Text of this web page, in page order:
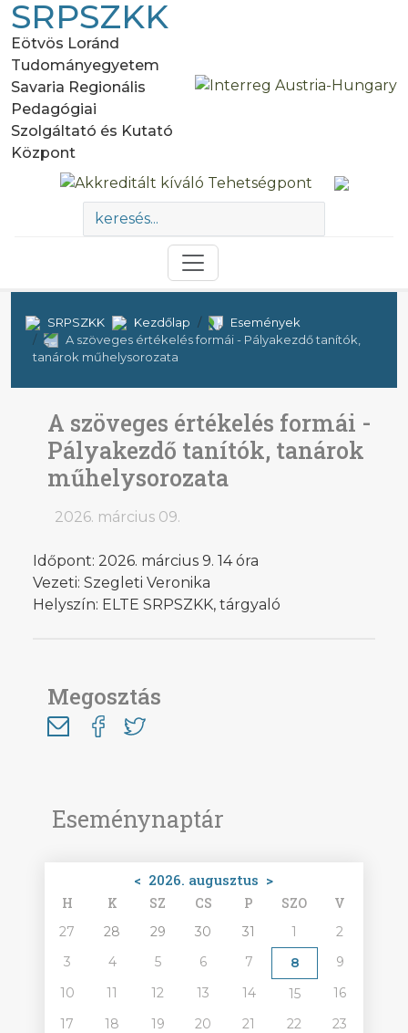
SRPSZKK
Eötvös Loránd
Tudományegyetem
Savaria Regionális
Pedagógiai
Szolgáltató és Kutató
Központ
SRPSZKK Kezdőlap
Események
A szöveges értékelés formái - Pályakezdő tanítók,
tanárok műhelysorozata
Eseménynaptár
< 2026. augusztus >
H K SZ CS P SZO V
27 28 29 30 31 1
2
3
4 5 6 7 8
9
10
11 12 13 14 15
16
17
18 19 20 21 22
23
A szöveges értékelés formái -
Pályakezdő tanítók, tanárok
műhelysorozata
2026. március 09.
Időpont: 2026. március 9. 14 óra
Vezeti: Szegleti Veronika
Helyszín: ELTE SRPSZKK, tárgyaló
Megosztás